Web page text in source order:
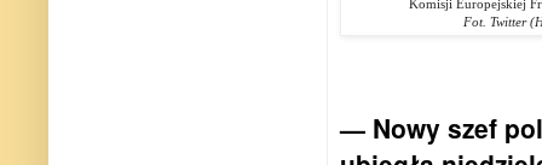
Komisji Europejskiej
Fot. Twitter
— Nowy szef